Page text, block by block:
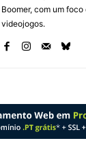
Boomer, com um
videojogos.